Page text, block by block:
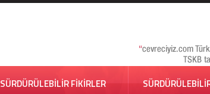
SÜRDÜRÜLEBİLİR FİKİRLER